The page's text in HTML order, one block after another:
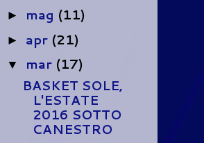
► mag (11)
► apr (21)
▼ mar (17)
BASKET SOLE,
L'ESTATE
2016 SOTTO
CANESTRO